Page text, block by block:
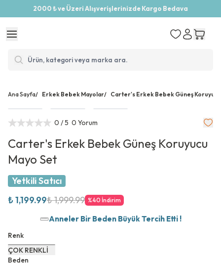
2000 ₺ ve Üzeri Alışverişlerinizde Kargo Bedava
Ana Sayfa/ Erkek Bebek Mayolar/ Carter's Erkek Bebek Güneş
0 / 5 0 Yorum
Carter's Erkek Bebek Güneş Koruyucu
Mayo Set
Yetkili Satıcı
₺ 1,199.99₺ 1,999.99 %40 İndirim
Anneler Bir Beden Büyük Tercih Etti !
Renk
ÇOK RENKLİ
Beden